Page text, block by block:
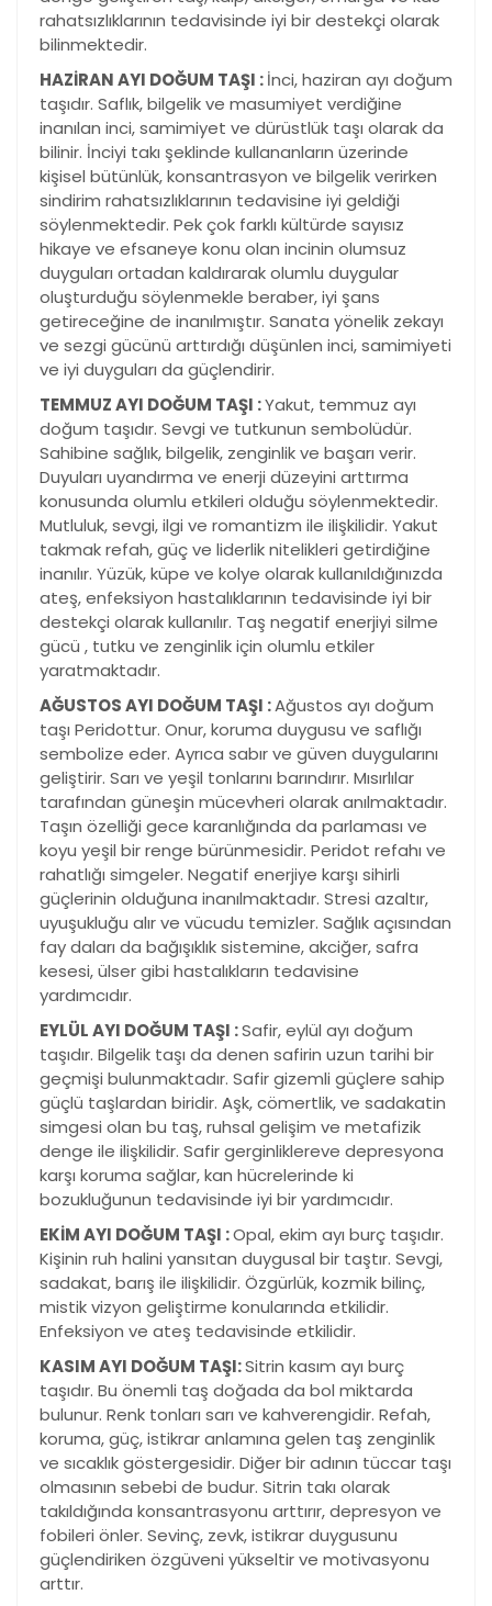
rahatsızlıklarının tedavisinde iyi bir destekçi olarak
bilinmektedir.
HAZİRAN AYI DOĞUM TAŞI :İnci, haziran ayı doğum
taşıdır. Saflık, bilgelik ve masumiyet verdiğine
inanılan inci, samimiyet ve dürüstlük taşı olarak da
bilinir. İnciyi takı şeklinde kullananların üzerinde
kişisel bütünlük, konsantrasyon ve bilgelik verirken
sindirim rahatsızlıklarının tedavisine iyi geldiği
söylenmektedir. Pek çok farklı kültürde sayısız
hikaye ve efsaneye konu olan incinin olumsuz
duyguları ortadan kaldırarak olumlu duygular
oluşturduğu söylenmekle beraber, iyi şans
getireceğine de inanılmıştır. Sanata yönelik zekayı
ve sezgi gücünü arttırdığı düşünlen inci, samimiyeti
ve iyi duyguları da güçlendirir.
TEMMUZ AYI DOĞUM TAŞI :Yakut, temmuz ayı
doğum taşıdır. Sevgi ve tutkunun sembolüdür.
Sahibine sağlık, bilgelik, zenginlik ve başarı verir.
Duyuları uyandırma ve enerji düzeyini arttırma
konusunda olumlu etkileri olduğu söylenmektedir.
Mutluluk, sevgi, ilgi ve romantizm ile ilişkilidir. Yakut
takmak refah, güç ve liderlik nitelikleri getirdiğine
inanılır. Yüzük, küpe ve kolye olarak kullanıldığınızda
ateş, enfeksiyon hastalıklarının tedavisinde iyi bir
destekçi olarak kullanılır. Taş negatif enerjiyi silme
gücü , tutku ve zenginlik için olumlu etkiler
yaratmaktadır.
AĞUSTOS AYI DOĞUM TAŞI :Ağustos ayı doğum
taşı Peridottur. Onur, koruma duygusu ve saflığı
sembolize eder. Ayrıca sabır ve güven duygularını
geliştirir. Sarı ve yeşil tonlarını barındırır. Mısırlılar
tarafından güneşin mücevheri olarak anılmaktadır.
Taşın özelliği gece karanlığında da parlaması ve
koyu yeşil bir renge bürünmesidir. Peridot refahı ve
rahatlığı simgeler. Negatif enerjiye karşı sihirli
güçlerinin olduğuna inanılmaktadır. Stresi azaltır,
uyuşukluğu alır ve vücudu temizler. Sağlık açısından
fay daları da bağışıklık sistemine, akciğer, safra
kesesi, ülser gibi hastalıkların tedavisine
yardımcıdır.
EYLÜL AYI DOĞUM TAŞI :Safir, eylül ayı doğum
taşıdır. Bilgelik taşı da denen safirin uzun tarihi bir
geçmişi bulunmaktadır. Safir gizemli güçlere sahip
güçlü taşlardan biridir. Aşk, cömertlik, ve sadakatin
simgesi olan bu taş, ruhsal gelişim ve metafizik
denge ile ilişkilidir. Safir gerginliklereve depresyona
karşı koruma sağlar, kan hücrelerinde ki
bozukluğunun tedavisinde iyi bir yardımcıdır.
EKİM AYI DOĞUM TAŞI :Opal, ekim ayı burç taşıdır.
Kişinin ruh halini yansıtan duygusal bir taştır. Sevgi,
sadakat, barış ile ilişkilidir. Özgürlük, kozmik bilinç,
mistik vizyon geliştirme konularında etkilidir.
Enfeksiyon ve ateş tedavisinde etkilidir.
KASIM AYI DOĞUM TAŞI:Sitrin kasım ayı burç
taşıdır. Bu önemli taş doğada da bol miktarda
bulunur. Renk tonları sarı ve kahverengidir. Refah,
koruma, güç, istikrar anlamına gelen taş zenginlik
ve sıcaklık göstergesidir. Diğer bir adının tüccar taşı
olmasının sebebi de budur. Sitrin takı olarak
takıldığında konsantrasyonu arttırır, depresyon ve
fobileri önler. Sevinç, zevk, istikrar duygusunu
güçlendiriken özgüveni yükseltir ve motivasyonu
arttır.